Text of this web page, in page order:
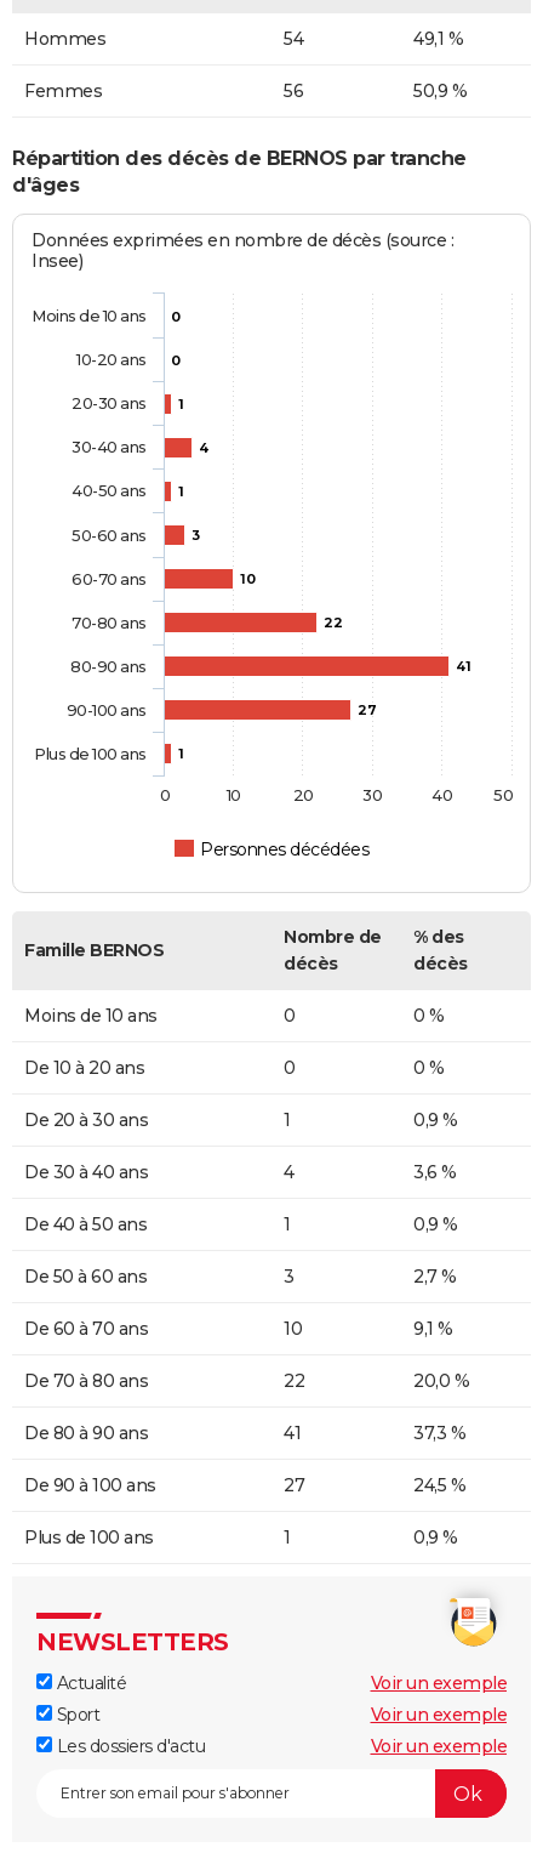
Hommes 54 49,1 %
Femmes 56 50,9 %
Répartition des décès de BERNOS par tranche
d'âges
Données exprimées en nombre de décès (source :
Insee)
0
0
1
4
1
3
10
22
41
27
1
Personnes décédées
Moins de 10 ans
10-20 ans
20-30 ans
30-40 ans
40-50 ans
50-60 ans
60-70 ans
70-80 ans
80-90 ans
90-100 ans
Plus de 100 ans
0 10 20 30 40 50
Famille BERNOS
Nombre de
décès
% des
décès
Moins de 10 ans 0 0 %
De 10 à 20 ans 0 0 %
De 20 à 30 ans 1 0,9 %
De 30 à 40 ans 4 3,6 %
De 40 à 50 ans 1 0,9 %
De 50 à 60 ans 3 2,7 %
De 60 à 70 ans 10 9,1 %
De 70 à 80 ans 22 20,0 %
De 80 à 90 ans 41 37,3 %
De 90 à 100 ans 27 24,5 %
Plus de 100 ans 1 0,9 %
NEWSLETTERS
Actualité
Voir un exemple
Sport
Voir un exemple
Les dossiers d'actu
Voir un exemple